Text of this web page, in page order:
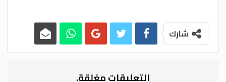
منطقة مزارع الجوافة في اللواء، حدودية، واثر
ذلك سيجري ترتيب لقاء قريب مع الأجهزة
العسكرية والمزارعين، لوضع آلية لوقف
وقال الفواز، انه سيبحث أيضا، إمكانية السماح
شارك
التعليقات مغلقة.